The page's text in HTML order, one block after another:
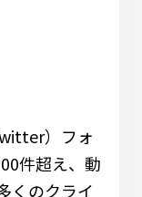
）フォ
件超え、動
くのクライ